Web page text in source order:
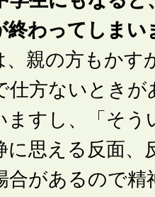
終わってしまい
、親の方もかす
仕方ないときが
ますし、「そう
に思える反面、
合があるので精